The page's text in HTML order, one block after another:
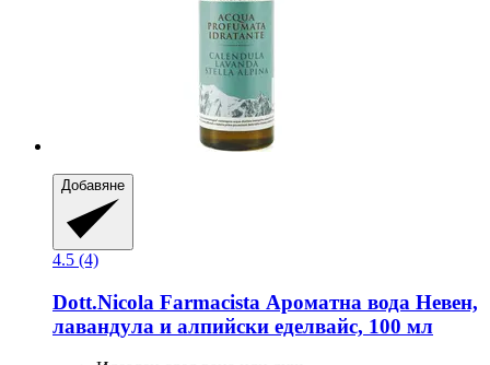
Добавяне
4.5 (4)
Dott.Nicola Farmacista Ароматна вода Невен,
лавандула и алпийски еделвайс, 100 мл